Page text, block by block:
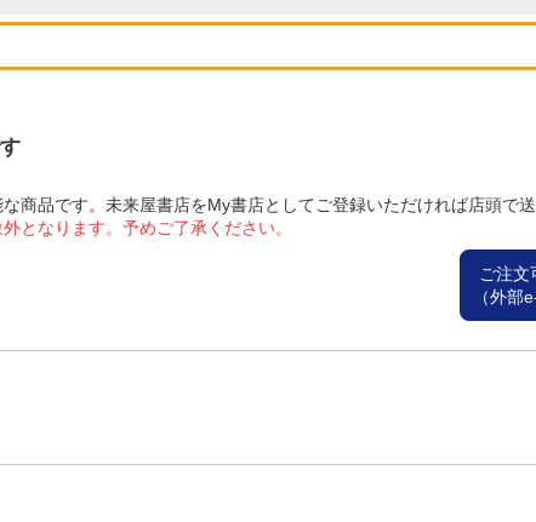
商品です。未来屋書店をMy書店としてご登録いただければ店頭で送
となります。予めご了承ください。
ご注文
（外部